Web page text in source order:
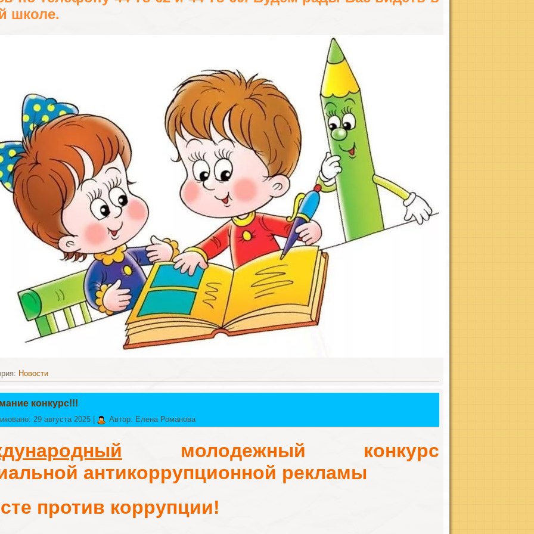
школе.
Новости
конкурс!!!
29 августа 2025 Автор: Елена Романова
молодежный конкурс
антикоррупционной рекламы
против коррупции!